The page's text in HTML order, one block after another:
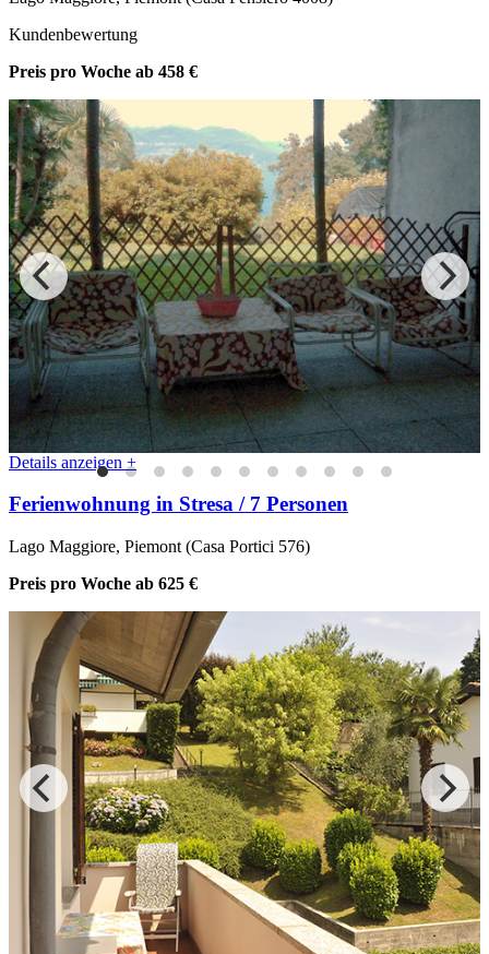
Kundenbewertung
Preis pro Woche ab 458 €
Details anzeigen +
Ferienwohnung in Stresa / 7 Personen
Lago Maggiore, Piemont (Casa Portici 576)
Preis pro Woche ab 625 €